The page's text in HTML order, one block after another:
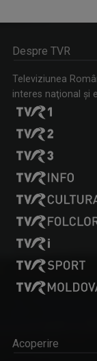
AGROSTRATEGIA
Emisiunea vine în
BOGDAN
În trei decenii de
Despre TVR
Televiziunea
interes naţional şi
Acoperire